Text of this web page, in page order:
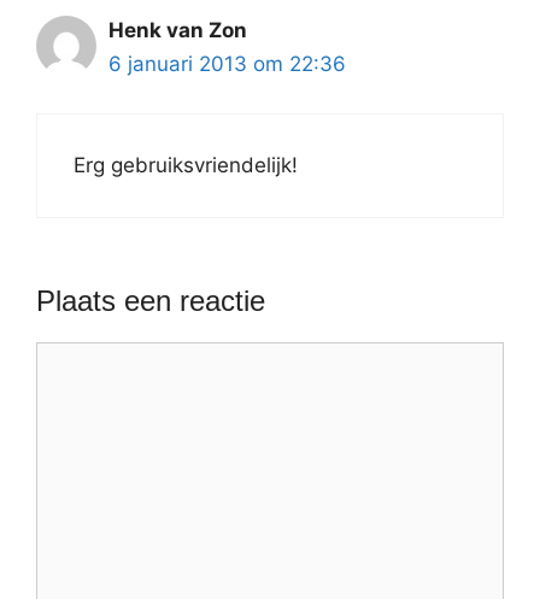
Henk van Zon
6 januari 2013 om 22:36
Erg gebruiksvriendelijk!
Plaats een reactie